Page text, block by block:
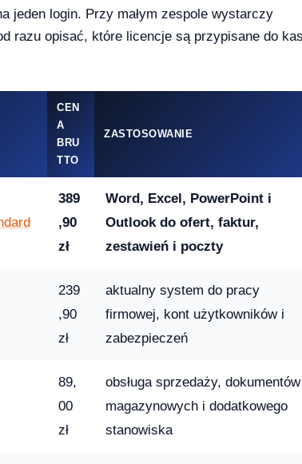
firmy?
na lodzie
jeden login. Przy małym zespole wystarczy
razu opisać, które licencje są przypisane do
CEN
A
BRU
TTO
ZASTOSOWANIE
389
,90
zł
Word, Excel, PowerPoint i
Outlook do ofert, faktur,
zestawień i poczty
239
,90
zł
aktualny system do pracy
firmowej, kont użytkowników i
zabezpieczeń
89,
00
zł
obsługa sprzedaży, dokumentów
magazynowych i dodatkowego
stanowiska